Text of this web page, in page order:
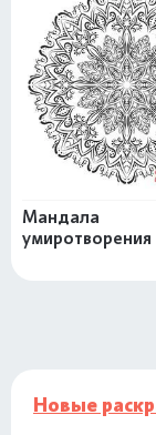
Мандала
умиротворения
Новые